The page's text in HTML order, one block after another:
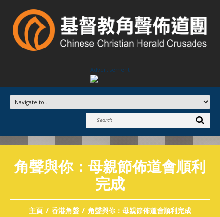
Advertisement
角聲與你：母親節佈道會順利
完成
主頁 香港角聲 角聲與你：母親節佈道會順利完成